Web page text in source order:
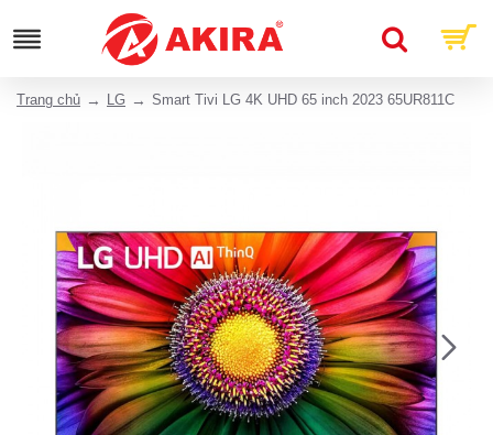
Trang chủ LG Smart Tivi LG 4K UHD 65 inch 2023 65UR811C